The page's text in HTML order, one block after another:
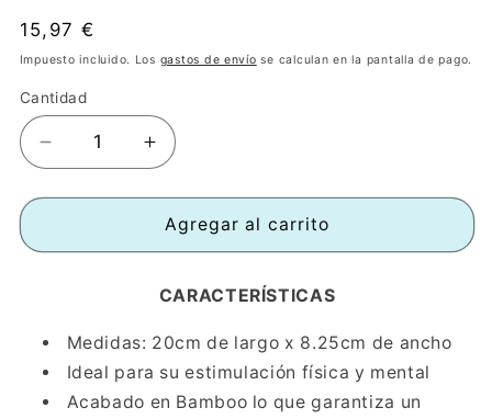
Precio
habitual
15,97 €
Impuesto incluido. Los gastos de envío se calculan en la pantalla de pago.
Cantidad
Reducir
cantidad
para
Escondepremios
¡
Dispensa
premios
Aumentar
cantidad
para
KONG
Escondepremios
FEEDER
¡
Dispensa
premios
Agregar al carrito
CARACTERÍSTICAS
Medidas: 20cm de largo x 8.25cm de ancho
Ideal para su estimulación física y mental
Acabado en Bamboo lo que garantiza un